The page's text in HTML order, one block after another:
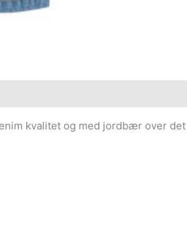
kvalitet og med jordbær over